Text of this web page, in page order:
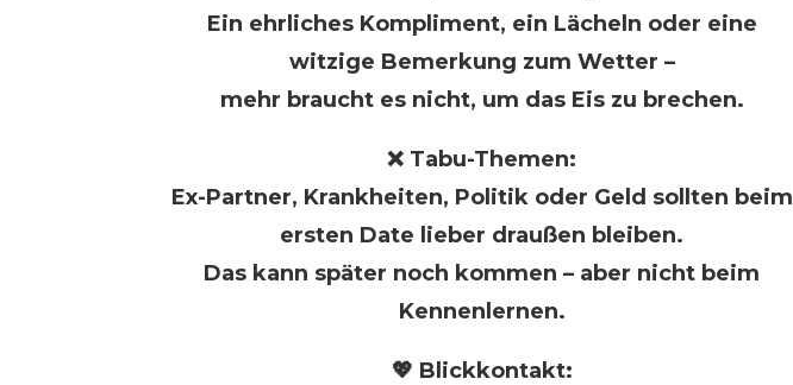
Ein ehrliches Kompliment, ein Lächeln oder eine
witzige Bemerkung zum Wetter –
mehr braucht es nicht, um das Eis zu brechen.
❌ Tabu-Themen:
Ex-Partner, Krankheiten, Politik oder Geld sollten beim
ersten Date lieber draußen bleiben.
Das kann später noch kommen – aber nicht beim
Kennenlernen.
💖 Blickkontakt: